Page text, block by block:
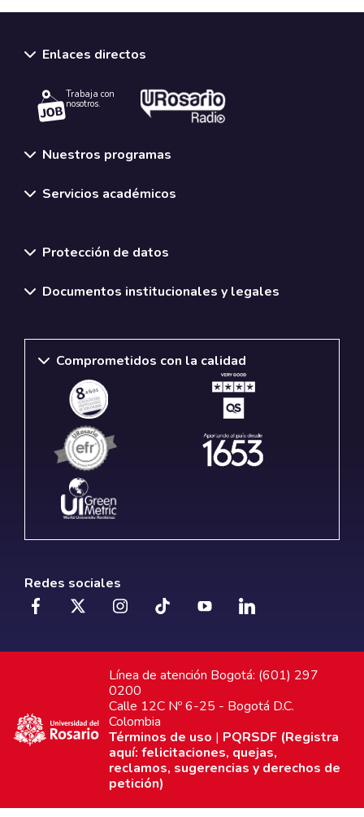
Enlaces directos
Trabaja con
nosotros.
Nuestros programas
Servicios académicos
Protección de datos
Documentos institucionales y legales
Comprometidos con la calidad
Redes sociales
Línea de atención Bogotá: (601) 297
0200
Calle 12C Nº 6-25 - Bogotá D.C.
Colombia
Términos de uso | PQRSDF (Registra
aquí: felicitaciones, quejas,
reclamos, sugerencias y derechos de
petición)